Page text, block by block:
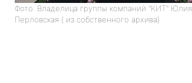
Фото: Владелица группы компаний "КИТ" Юлия
Перловская ( из собственного архива)